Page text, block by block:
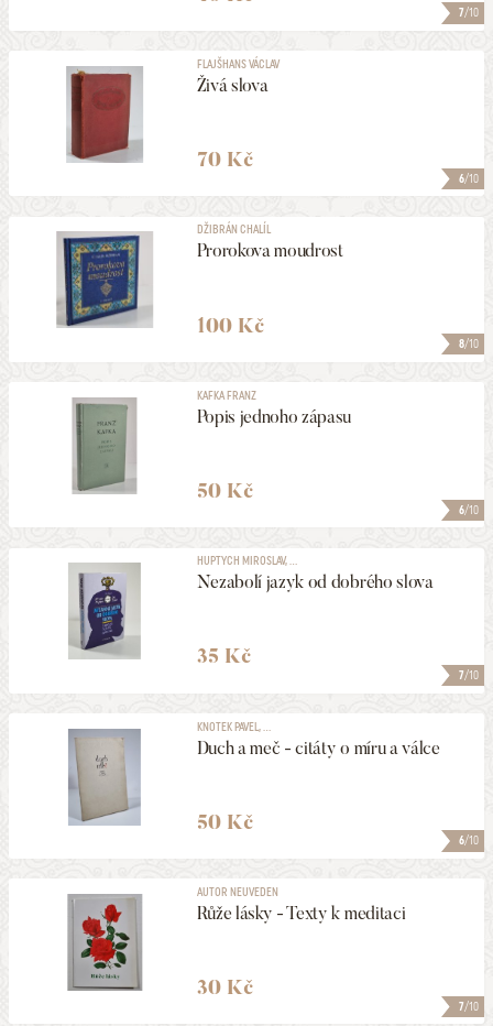
7/10
6/10
FLAJŠHANS VÁCLAV
Živá slova
70 Kč
8/10
DŽIBRÁN CHALÍL
Prorokova moudrost
100 Kč
6/10
KAFKA FRANZ
Popis jednoho zápasu
50 Kč
7/10
HUPTYCH MIROSLAV, ...
Nezabolí jazyk od dobrého slova
35 Kč
6/10
KNOTEK PAVEL, ...
Duch a meč - citáty o míru a válce
50 Kč
7/10
AUTOR NEUVEDEN
Růže lásky - Texty k meditaci
30 Kč